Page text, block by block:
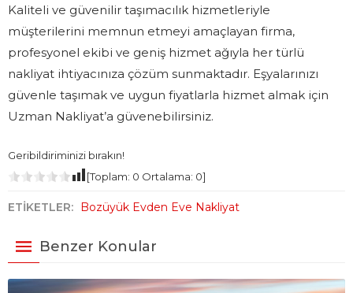
Kaliteli ve güvenilir taşımacılık hizmetleriyle
müşterilerini memnun etmeyi amaçlayan firma,
profesyonel ekibi ve geniş hizmet ağıyla her türlü
nakliyat ihtiyacınıza çözüm sunmaktadır. Eşyalarınızı
güvenle taşımak ve uygun fiyatlarla hizmet almak için
Uzman Nakliyat’a güvenebilirsiniz.
Geribildiriminizi bırakın!
[Toplam: 0 Ortalama: 0]
ETİKETLER: Bozüyük Evden Eve Nakliyat
Benzer Konular